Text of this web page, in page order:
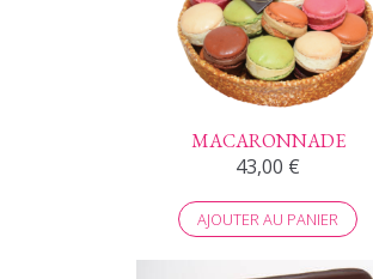
MACARONNADE
43,00 €
AJOUTER AU PANIER